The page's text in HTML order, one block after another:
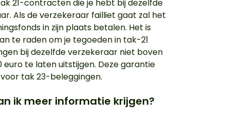
21-contracten die je hebt bij dezelfde
Als de verzekeraar failliet gaat zal het
in zijn plaats betalen. Het is
te raden om je tegoeden in tak-21
bij dezelfde verzekeraar niet boven
euro te laten uitstijgen. Deze garantie
tak 23-beleggingen.
ik meer informatie krijgen?